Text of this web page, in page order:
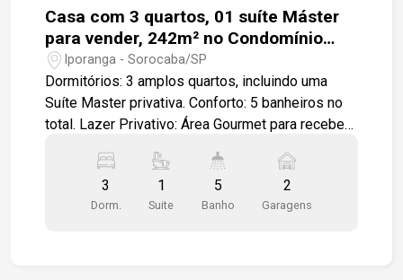
Casa com 3 quartos, 01 suíte Máster
para vender, 242m² no Condomínio
Matucci
Iporanga - Sorocaba/SP
Dormitórios: 3 amplos quartos, incluindo uma
Suíte Master privativa. Conforto: 5 banheiros no
total. Lazer Privativo: Área Gourmet para receber
Ambientes: 3 salas distintas para o seu bem-
estar: Sala de Estar Sala de Jantar Sala de TV
Funcionalidade: Cozinha completa com armários
3
Dorm.
1
Suite
5
Banho
2
Garagens